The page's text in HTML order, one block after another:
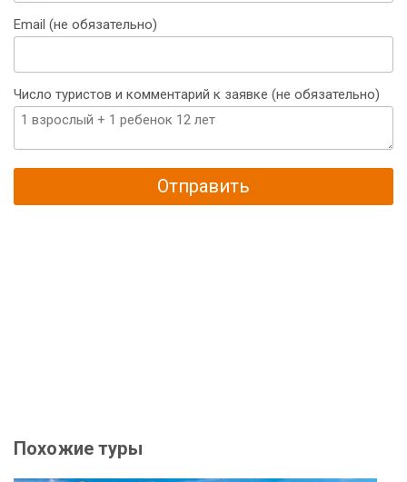
+375
Email (не обязательно)
Число туристов и комментарий к заявке (не обязательно)
Отправить
Похожие туры